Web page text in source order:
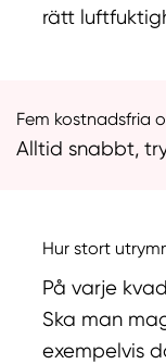
rätt
Fem kostnadsfria
Alltid snabbt,
Hur stort
På varje
Ska man
exempelvis